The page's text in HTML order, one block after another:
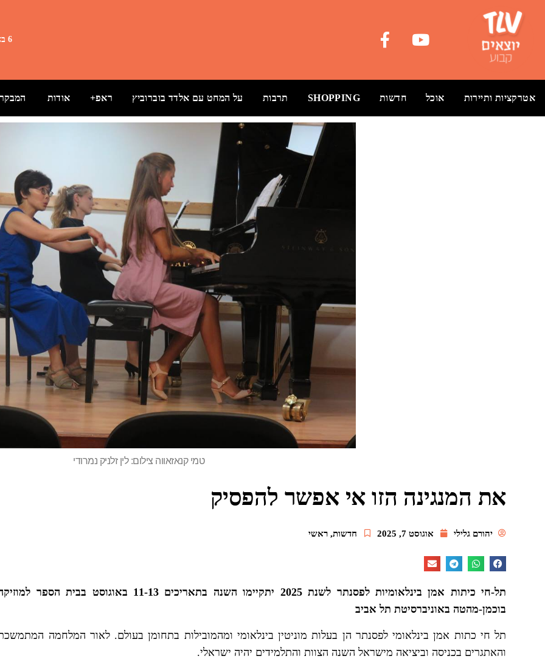
6 באוגוסט 2026 19:13
אטרקציות ותיירות אוכל חדשות SHOPPING תרבות על המחט עם אלדד בוברוביץ ראפ+ אודות
טמי קנאזאווה צילום: לין זלניק נמרודי
את המנגינה הזו אי אפשר להפסיק
יהורם גלילי אוגוסט 7, 2025 חדשות, ראשי
תל-חי כיתות אמן בינלאומיות לפסנתר לשנת 2025 יתקיימו השנה בתאריכים 11-13 באוגוסט בבית הספר
בוכמן-מהטה באוניברסיטת תל אביב
תל חי כתות אמן בינלאומי לפסנתר הן בעלות מוניטין בינלאומי ומהמובילות בתחומן בעולם. לאור המלחמה
והאתגרים בכניסה וביציאה מישראל השנה הצוות והתלמידים יהיה ישראלי.